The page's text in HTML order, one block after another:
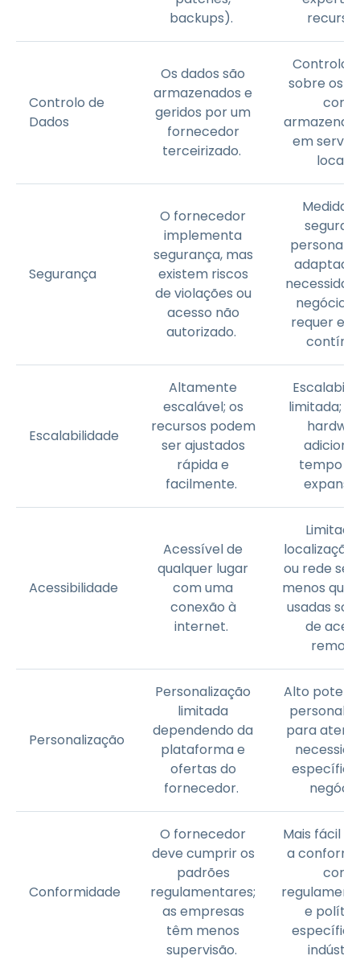
backups).
Controlo de
Dados
Os dados são
armazenados e
geridos por um
fornecedor
terceirizado.
Controlo
sobre os
com
em
locais.
Segurança
O fornecedor
implementa
segurança, mas
existem riscos
de violações ou
acesso não
autorizado.
Medidas
negócio,
requer
Escalabilidade
Altamente
escalável; os
recursos podem
ser ajustados
rápida e
facilmente.
limitada;
tempo
Acessibilidade
Acessível de
qualquer lugar
com uma
conexão à
internet.
localização
ou rede
menos que
usadas
de
Personalização
Personalização
limitada
dependendo da
plataforma e
ofertas do
fornecedor.
Alto
para
Conformidade
O fornecedor
deve cumprir os
padrões
regulamentares;
as empresas
têm menos
supervisão.
Mais fácil
a
com
e